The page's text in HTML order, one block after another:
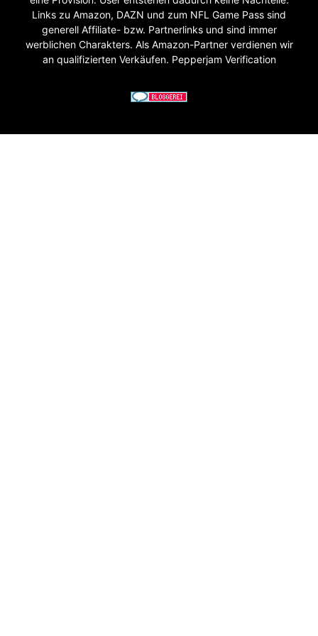
Links zu Amazon, DAZN und zum NFL Game Pass sind
generell Affiliate- bzw. Partnerlinks und sind immer
werblichen Charakters. Als Amazon-Partner verdienen wir
an qualifizierten Verkäufen. Pepperjam Verification